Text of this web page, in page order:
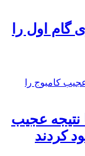
گام اول را
نتیجه عجیب
کردند